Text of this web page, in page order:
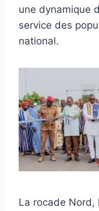
une dynamique
service des
national.
La rocade Nord,